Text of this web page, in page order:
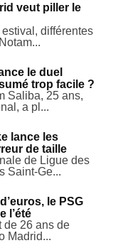
veut piller le
différentes
le duel
trop facile ?
Saliba, 25 ans,
a pl...
lance les
de taille
de Ligue des
Saint-Ge...
le PSG
l’été
de 26 ans de
Madrid...